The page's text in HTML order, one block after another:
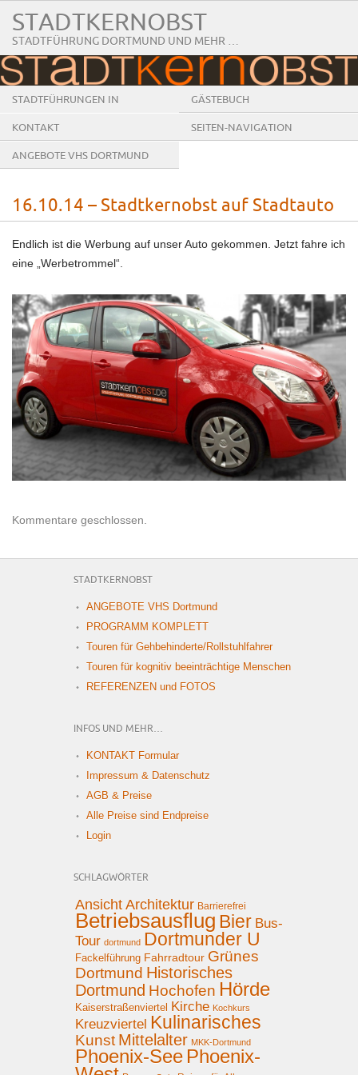
STADTKERNOBST
STADTFÜHRUNG DORTMUND UND MEHR …
STADTFÜHRUNGEN IN
DORTMUND
GÄSTEBUCH
KONTAKT SEITEN-NAVIGATION
ANGEBOTE VHS DORTMUND
16.10.14 – Stadtkernobst auf Stadtauto
Endlich ist die Werbung auf unser Auto gekommen. Jetzt fahre ich
eine „Werbetrommel“.
Kommentare geschlossen.
STADTKERNOBST
ANGEBOTE VHS Dortmund
PROGRAMM KOMPLETT
Touren für Gehbehinderte/Rollstuhlfahrer
Touren für kognitiv beeinträchtige Menschen
REFERENZEN und FOTOS
INFOS UND MEHR…
KONTAKT Formular
Impressum & Datenschutz
AGB & Preise
Alle Preise sind Endpreise
Login
SCHLAGWÖRTER
Ansicht Architektur Barrierefrei
Betriebsausflug Bier Bus-
Tour dortmund Dortmunder U
Fackelführung Fahrradtour Grünes
Dortmund Historisches
Dortmund Hochofen Hörde
Kaiserstraßenviertel Kirche Kochkurs
Kreuzviertel Kulinarisches
Kunst Mittelalter MKK-Dortmund
Phoenix-See Phoenix-